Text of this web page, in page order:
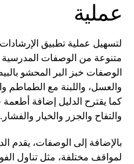
عملية
لتسهيل عملية تطبيق
متنوعة من الوصفات
الوصفات خبز البر المحشو
والعسل، واللبنة مع الطماطم
كما يقترح الدليل إضافة
والتفاح والجزر والخيار والفشار.
بالإضافة إلى الوصفات، يقدم
لمواقف مختلفة، مثل تناول